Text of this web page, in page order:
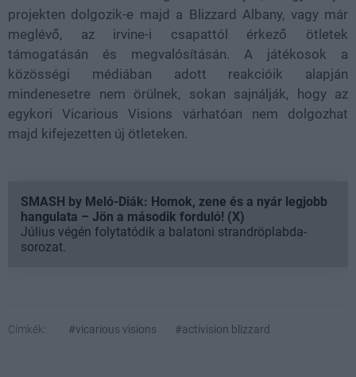
projekten dolgozik-e majd a Blizzard Albany, vagy már
meglévő, az irvine-i csapattól érkező ötletek
támogatásán és megvalósításán. A játékosok a
közösségi médiában adott reakcióik alapján
mindenesetre nem örülnek, sokan sajnálják, hogy az
egykori Vicarious Visions várhatóan nem dolgozhat
majd kifejezetten új ötleteken.
SMASH by Meló-Diák: Homok, zene és a nyár legjobb
hangulata – Jön a második forduló! (X)
Július végén folytatódik a balatoni strandröplabda-
sorozat.
Címkék: #vicarious visions #activision blizzard